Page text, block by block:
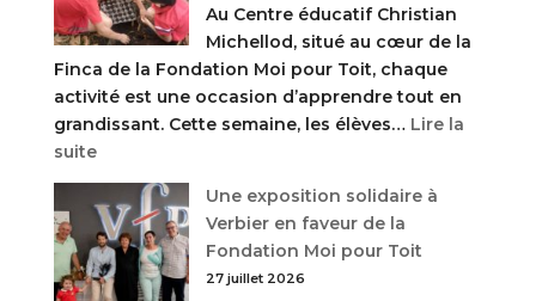
et
de
fraîcheur
à
La
Florida
Au Centre éducatif Christian
Michellod, situé au cœur de la
Finca de la Fondation Moi pour Toit, chaque
activité est une occasion d’apprendre tout en
grandissant. Cette semaine, les élèves… Lire la
suite:
enfants
apprennent
à
planter
Une exposition solidaire à
Verbier en faveur de la
Fondation Moi pour Toit
27 juillet 2026